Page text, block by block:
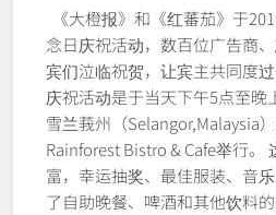
《大橙报》和《红蕃茄》于
念日庆祝活动，数百位广告商
宾们泣临祝贺，让宾主共同度
庆祝活动是于当天下午5点至晚
雪兰莪州（Selangor,Malaysia
Rainforest Bistro & Cafe举行。
富，幸运抽奖、最佳服装、音
了自助晚餐、啤酒和其他饮料